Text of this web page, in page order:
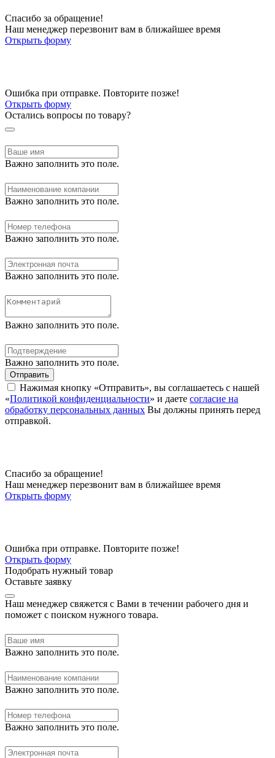
Спасибо за обращение!
Наш менеджер перезвонит вам в ближайшее время
Открыть форму
Ошибка при отправке. Повторите позже!
Открыть форму
Остались вопросы по товару?
Важно заполнить это поле.
Важно заполнить это поле.
Важно заполнить это поле.
Важно заполнить это поле.
Важно заполнить это поле.
Важно заполнить это поле.
Отправить
Нажимая кнопку «Отправить», вы соглашаетесь с нашей
«Политикой конфиденциальности» и даете согласие на
обработку персональных данных Вы должны принять перед
отправкой.
Спасибо за обращение!
Наш менеджер перезвонит вам в ближайшее время
Открыть форму
Ошибка при отправке. Повторите позже!
Открыть форму
Подобрать нужный товар
Оставьте заявку
Наш менеджер свяжется с Вами в течении рабочего дня и
поможет с поиском нужного товара.
Важно заполнить это поле.
Важно заполнить это поле.
Важно заполнить это поле.